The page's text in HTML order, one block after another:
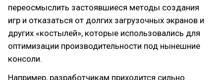
переосмыслить застоявшиеся методы создания
игр и отказаться от долгих загрузочных экранов и
других «костылей», которые использовались для
оптимизации производительности под нынешние
консоли.
Например, разработчикам приходится сильно